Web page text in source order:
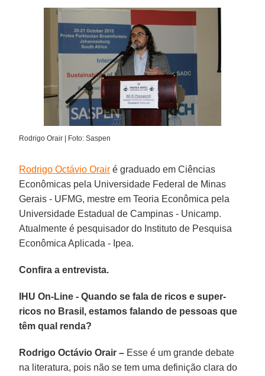
Rodrigo Orair | Foto: Saspen
Rodrigo Octávio Orair é graduado em Ciências
Econômicas pela Universidade Federal de Minas
Gerais - UFMG, mestre em Teoria Econômica pela
Universidade Estadual de Campinas - Unicamp.
Atualmente é pesquisador do Instituto de Pesquisa
Econômica Aplicada - Ipea.
Confira a entrevista.
IHU On-Line - Quando se fala de ricos e super-
ricos no Brasil, estamos falando de pessoas que
têm qual renda?
Rodrigo Octávio Orair – Esse é um grande debate
na literatura, pois não se tem uma definição clara do